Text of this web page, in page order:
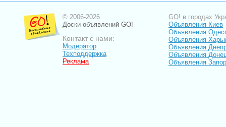
© 2006-2026
Доски объявлений GO!
Контакт с нами:
Модератор
Техподдержка
Реклама
GO! в городах
Объявления Киев
Объявления
Объявления
Объявления
Объявления
Объявления